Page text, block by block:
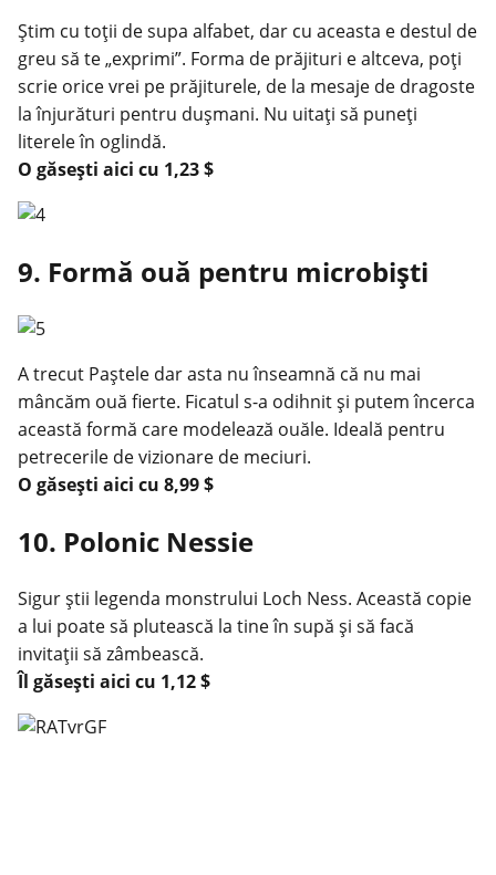
Știm cu toții de supa alfabet, dar cu aceasta e destul de
greu să te „exprimi”. Forma de prăjituri e altceva, poți
scrie orice vrei pe prăjiturele, de la mesaje de dragoste
la înjurături pentru dușmani. Nu uitați să puneți
literele în oglindă.
O găsești aici cu 1,23 $
9. Formă ouă pentru microbiști
A trecut Paștele dar asta nu înseamnă că nu mai
mâncăm ouă fierte. Ficatul s-a odihnit și putem încerca
această formă care modelează ouăle. Ideală pentru
petrecerile de vizionare de meciuri.
O găsești aici cu 8,99 $
10. Polonic Nessie
Sigur știi legenda monstrului Loch Ness. Această copie
a lui poate să plutească la tine în supă și să facă
invitații să zâmbească.
Îl găsești aici cu 1,12 $